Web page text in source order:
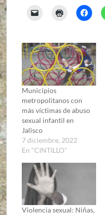
Municipios
metropolitanos con
más víctimas de abuso
sexual infantil en
Jalisco
7 diciembre, 2022
En "CINTILLO"
Violencia sexual: Niñas,